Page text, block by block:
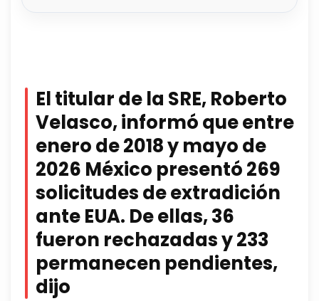
El titular de la SRE, Roberto
Velasco, informó que entre
enero de 2018 y mayo de
2026 México presentó 269
solicitudes de extradición
ante EUA. De ellas, 36
fueron rechazadas y 233
permanecen pendientes,
dijo